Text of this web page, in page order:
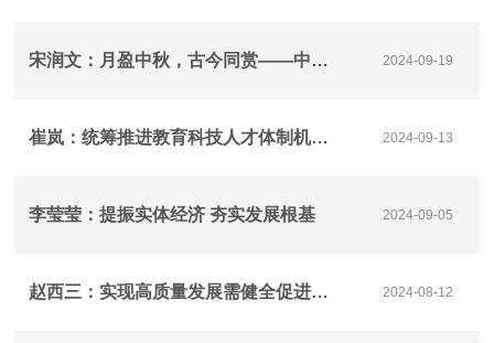
宋润文：月盈中秋，古今同赏——中秋节的发展与现代新元素 2024-09-19
崔岚：统筹推进教育科技人才体制机制一体改革，提升国家创新体系整体效能 2024-09-13
李莹莹：提振实体经济 夯实发展根基 2024-09-05
赵西三：实现高质量发展需健全促进实体经济和数字经济深度融合制度 2024-08-12